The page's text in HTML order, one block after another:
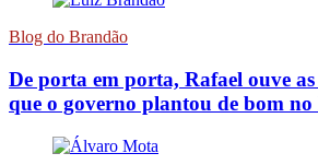
Blog do Brandão
De porta em porta, Rafael ouve as
que o governo plantou de bom